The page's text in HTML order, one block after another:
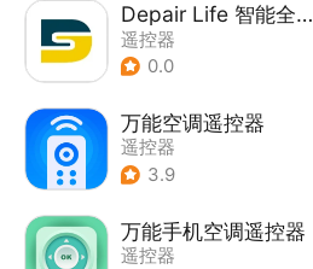
Depair Life 智能全空气系统
遥控器
0.0
万能空调遥控器
遥控器
3.9
万能手机空调遥控器
遥控器